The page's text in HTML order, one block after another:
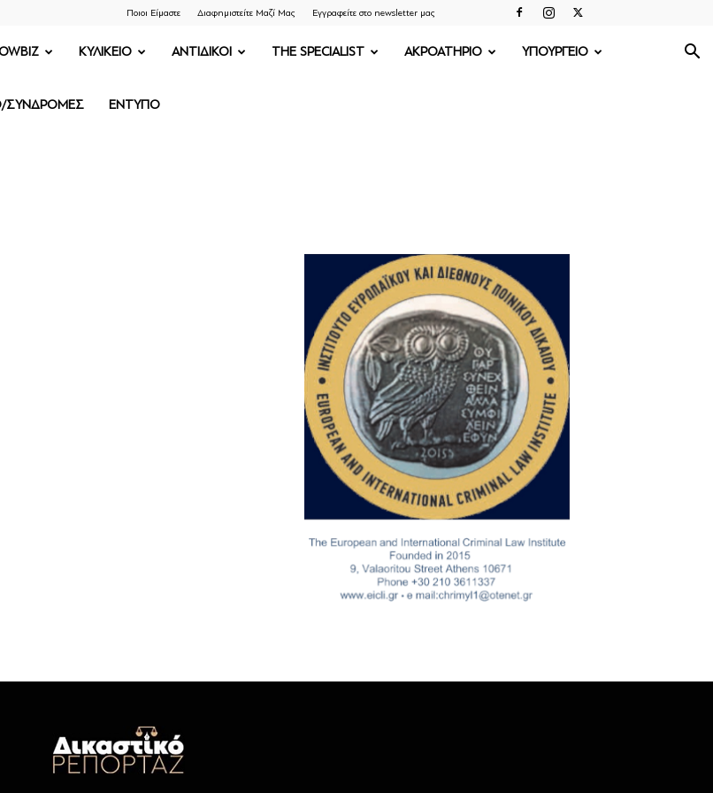
Ποιοι Είμαστε Διαφημιστείτε Μαζί Μας Εγγραφείτε στο newsletter μας
ΚΥΛΙΚΕΙΟ ΑΝΤΙΔΙΚΟΙ THE SPECIALIST ΑΚΡΟΑΤΗΡΙΟ ΥΠΟΥΡΓΕΙΟ
ΣΥΝΔΡΟΜΕΣ ΕΝΤΥΠΟ